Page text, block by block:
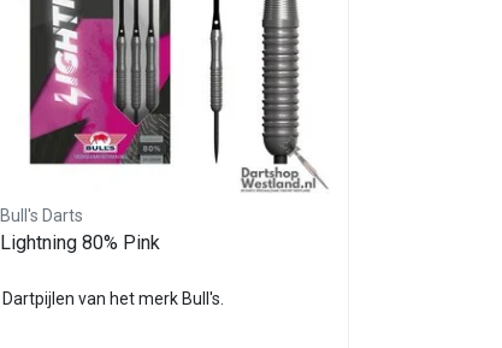
Bull's Darts
Lightning 80% Pink
Dartpijlen van het merk Bull's.